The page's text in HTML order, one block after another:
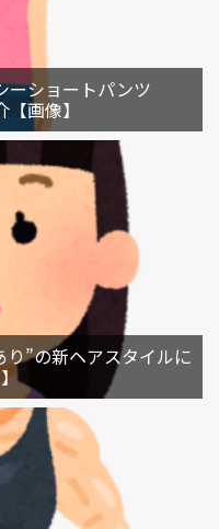
ーショートパンツ
画像】
”の新ヘアスタイルに